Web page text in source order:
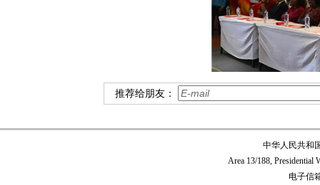
推荐给朋友：
中华人民共和
Area 13/188, Presidential
电子信